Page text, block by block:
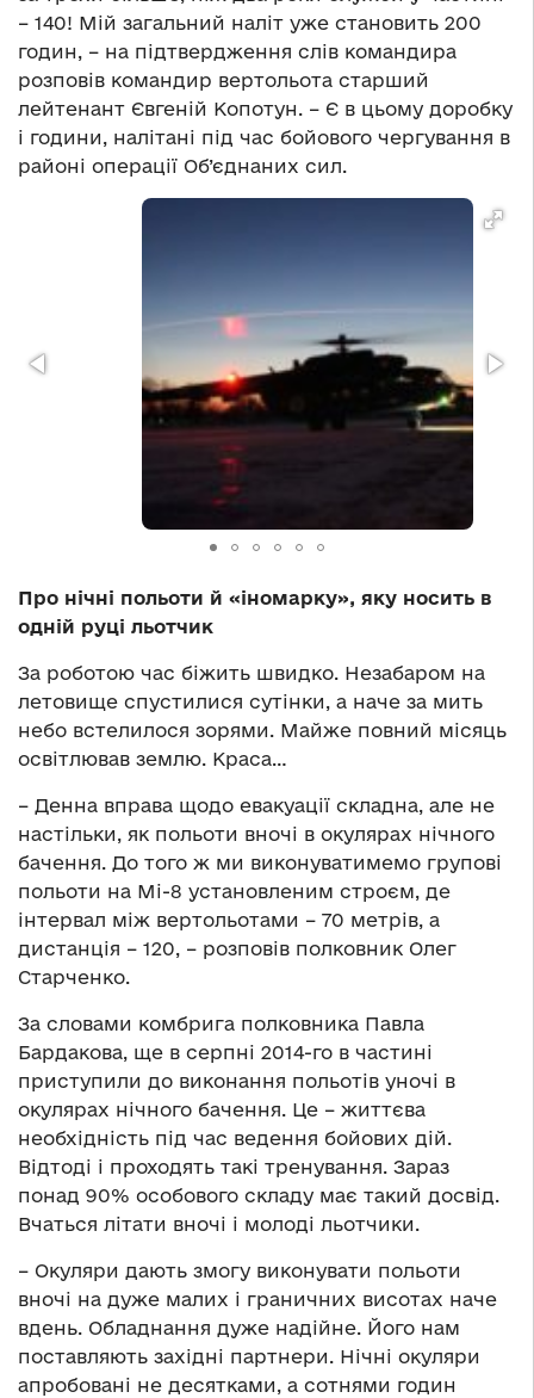
– 140! Мій загальний наліт уже становить 200
годин, – на підтвердження слів командира
розповів командир вертольота старший
лейтенант Євгеній Копотун. – Є в цьому доробку
і години, налітані під час бойового чергування в
районі операції Об’єднаних сил.
Про нічні польоти й «іномарку», яку носить в
одній руці льотчик
За роботою час біжить швидко. Незабаром на
летовище спустилися сутінки, а наче за мить
небо встелилося зорями. Майже повний місяць
освітлював землю. Краса…
– Денна вправа щодо евакуації складна, але не
настільки, як польоти вночі в окулярах нічного
бачення. До того ж ми виконуватимемо групові
польоти на Мі-8 установленим строєм, де
інтервал між вертольотами – 70 метрів, а
дистанція – 120, – розповів полковник Олег
Старченко.
За словами комбрига полковника Павла
Бардакова, ще в серпні 2014-го в частині
приступили до виконання польотів уночі в
окулярах нічного бачення. Це – життєва
необхідність під час ведення бойових дій.
Відтоді і проходять такі тренування. Зараз
понад 90% особового складу має такий досвід.
Вчаться літати вночі і молоді льотчики.
– Окуляри дають змогу виконувати польоти
вночі на дуже малих і граничних висотах наче
вдень. Обладнання дуже надійне. Його нам
поставляють західні партнери. Нічні окуляри
апробовані не десятками, а сотнями годин